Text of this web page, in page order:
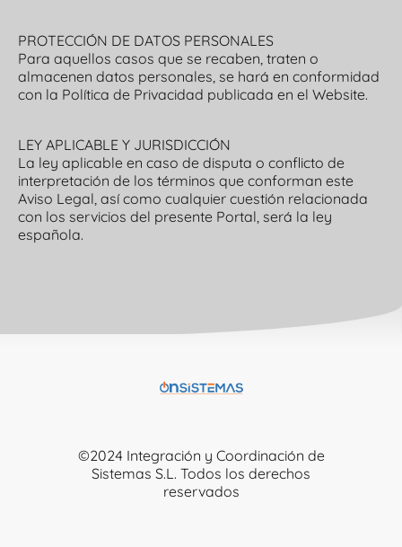
PROTECCIÓN DE DATOS PERSONALES
Para aquellos casos que se recaben, traten o
almacenen datos personales, se hará en conformidad
con la Política de Privacidad publicada en el Website.
LEY APLICABLE Y JURISDICCIÓN
La ley aplicable en caso de disputa o conflicto de
interpretación de los términos que conforman este
Aviso Legal, así como cualquier cuestión relacionada
con los servicios del presente Portal, será la ley
española.
©2024 Integración y Coordinación de
Sistemas S.L. Todos los derechos
reservados